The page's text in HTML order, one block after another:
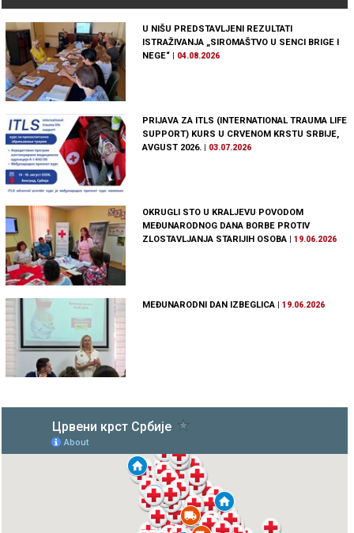
U NIŠU PREDSTAVLJENI REZULTATI
ISTRAŽIVANJA „SIROMAŠTVO U SENCI BRIGE I
NEGE“ | 04.08.2026
PRIJAVA ZA ITLS (INTERNATIONAL TRAUMA LIFE
SUPPORT) KURS U CRVENOM KRSTU SRBIJE,
AVGUST 2026. | 03.07.2026
OKRUGLI STO U KRALJEVU POVODOM
MEĐUNARODNOG DANA BORBE PROTIV
ZLOSTAVLJANJA STARIJIH OSOBA |19.06.2026
MEĐUNARODNI DAN IZBEGLICA |19.06.2026